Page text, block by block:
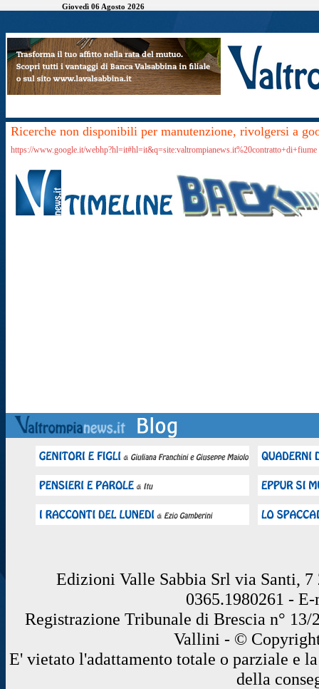
Giovedì 06 Agosto 2026
Ricerche non disponibili per manutenzione, rivolgersi a
https://www.google.it/webhp?hl=it#hl=it&q=site:valtrompianews.it%20contratto+di+fiume
Edizioni Valle Sabbia Srl via Santi, 7
0365.1980261 -
Registrazione Tribunale di Brescia n°
Vallini - ©
E' vietato l'adattamento totale o parziale e
della